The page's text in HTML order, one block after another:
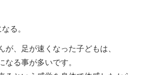
る。
が、足が速くなった子どもは、
なる事が多いです。